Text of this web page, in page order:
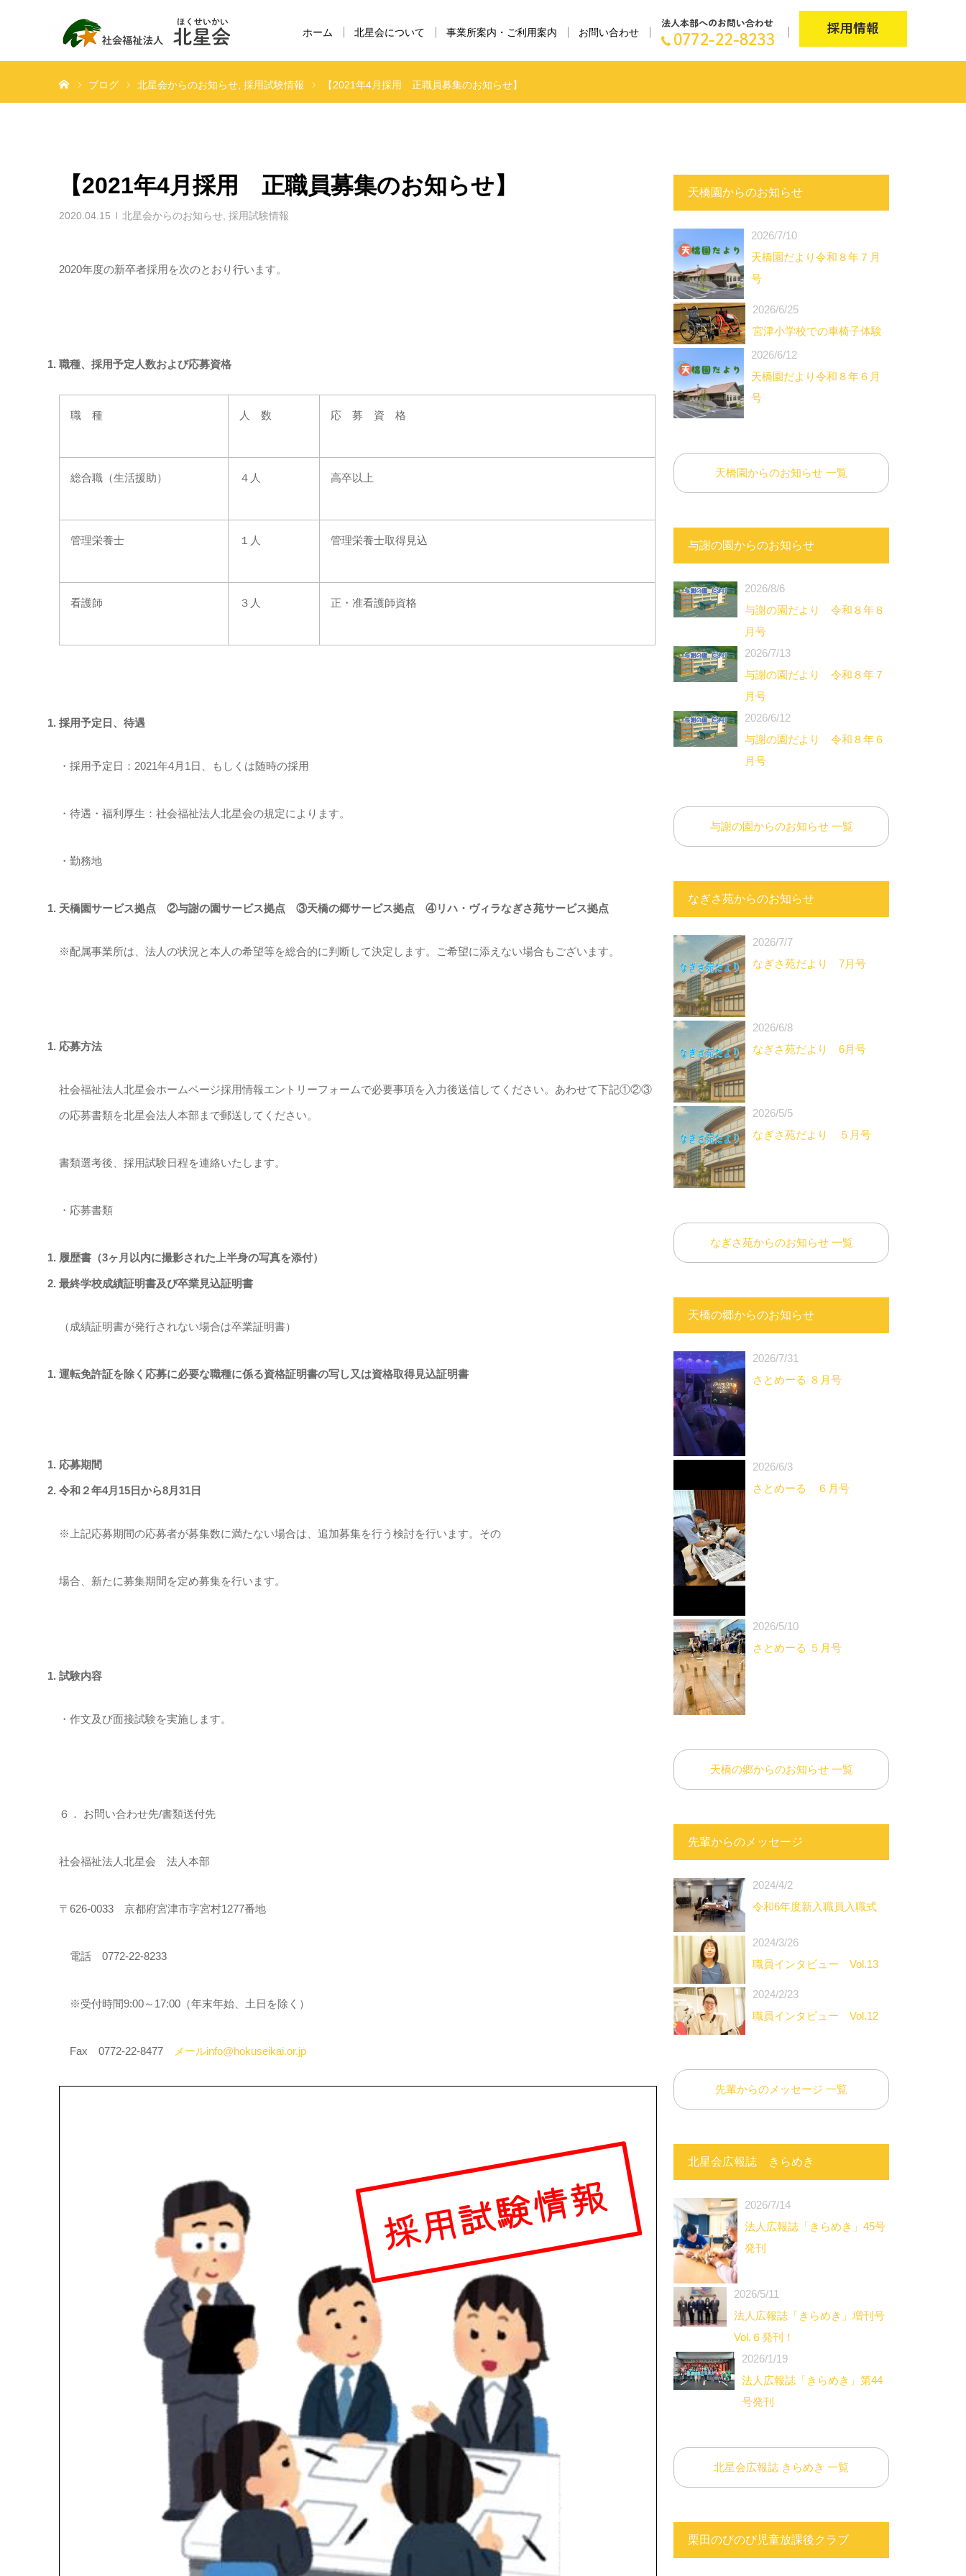
ホーム 北星会について 事業所案内・ご利用案内 お問い合わせ
ブログ 北星会からのお知らせ 採用試験情報 【2021年4月採用 正職員募集のお知らせ】
【2021年4月採用 正職員募集のお知らせ】
2020.04.15 北星会からのお知らせ 採用試験情報
2020年度の新卒者採用を次のとおり行います。
職種、採用予定人数および応募資格
職 種 人 数 応 募 資 格
総合職（生活援助） ４人 高卒以上
管理栄養士 １人 管理栄養士取得見込
看護師 ３人 正・准看護師資格
採用予定日、待遇
・採用予定日：2021年4月1日、もしくは随時の採用
・待遇・福利厚生：社会福祉法人北星会の規定によります。
・勤務地
天橋園サービス拠点 ②与謝の園サービス拠点 ③天橋の郷サービス拠点 ④リハ・ヴィラなぎさ苑サービス拠点
※配属事業所は、法人の状況と本人の希望等を総合的に判断して決定します。ご希望に添えない場合もございます。
応募方法
社会福祉法人北星会ホームページ採用情報エントリーフォームで必要事項を入力後送信してください。あわせて下記①②③
の応募書類を北星会法人本部まで郵送してください。
書類選考後、採用試験日程を連絡いたします。
・応募書類
履歴書（3ヶ月以内に撮影された上半身の写真を添付）
最終学校成績証明書及び卒業見込証明書
（成績証明書が発行されない場合は卒業証明書）
運転免許証を除く応募に必要な職種に係る資格証明書の写し又は資格取得見込証明書
応募期間
令和２年4月15日から8月31日
※上記応募期間の応募者が募集数に満たない場合は、追加募集を行う検討を行います。その
場合、新たに募集期間を定め募集を行います。
試験内容
・作文及び面接試験を実施します。
６． お問い合わせ先/書類送付先
社会福祉法人北星会 法人本部
〒626-0033 京都府宮津市字宮村1277番地
電話 0772-22-8233
※受付時間9:00～17:00（年末年始、土日を除く）
Fax 0772-22-8477 メールinfo@hokuseikai.or.jp
天橋園からのお知らせ
2026/7/10
天橋園だより令和８年７月
号
2026/6/25
宮津小学校での車椅子体験
2026/6/12
天橋園だより令和８年６月
号
天橋園からのお知らせ 一覧
与謝の園からのお知らせ
2026/8/6
与謝の園だより 令和８年８
月号
2026/7/13
与謝の園だより 令和８年７
月号
2026/6/12
与謝の園だより 令和８年６
月号
与謝の園からのお知らせ 一覧
なぎさ苑からのお知らせ
2026/7/7
なぎさ苑だより 7月号
2026/6/8
なぎさ苑だより 6月号
2026/5/5
なぎさ苑だより ５月号
なぎさ苑からのお知らせ 一覧
天橋の郷からのお知らせ
2026/7/31
さとめーる ８月号
2026/6/3
さとめーる ６月号
2026/5/10
さとめーる ５月号
天橋の郷からのお知らせ 一覧
先輩からのメッセージ
2024/4/2
令和6年度新入職員入職式
2024/3/26
職員インタビュー Vol.13
2024/2/23
職員インタビュー Vol.12
先輩からのメッセージ 一覧
北星会広報誌 きらめき
2026/7/14
法人広報誌「きらめき」45号
発刊
2026/5/11
法人広報誌「きらめき」増刊号
Vol.６発刊！
2026/1/19
法人広報誌「きらめき」第44
号発刊
北星会広報誌 きらめき 一覧
栗田のびのび児童放課後クラブ